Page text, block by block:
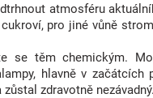
atmosféru
pro jiné vůně
se těm chemickým.
hlavně v
zdravotně nezávadný.